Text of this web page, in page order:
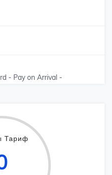
- Pay on Arrival -
Тариф